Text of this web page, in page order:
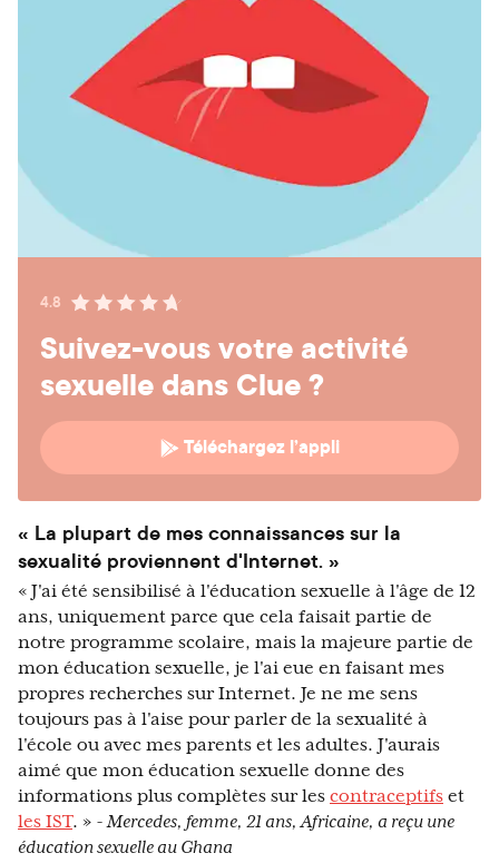
4.8
Suivez-vous votre activité
sexuelle dans Clue ?
Téléchargez l’appli
« La plupart de mes connaissances sur la
sexualité proviennent d'Internet. »
« J'ai été sensibilisé à l'éducation sexuelle à l'âge de 12
ans, uniquement parce que cela faisait partie de
notre programme scolaire, mais la majeure partie de
mon éducation sexuelle, je l'ai eue en faisant mes
propres recherches sur Internet. Je ne me sens
toujours pas à l'aise pour parler de la sexualité à
l'école ou avec mes parents et les adultes. J'aurais
aimé que mon éducation sexuelle donne des
informations plus complètes sur les contraceptifs et
les IST. » - Mercedes, femme, 21 ans, Africaine, a reçu une
éducation sexuelle au Ghana